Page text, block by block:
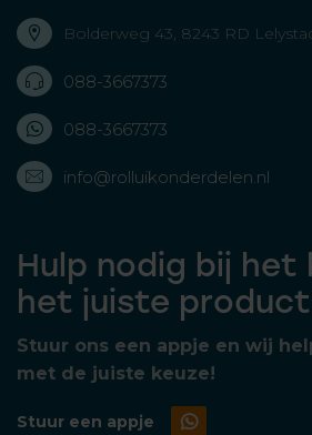
Bolderweg 43, 8243 RD
088-3667373
088-3667373
info@rolluikonderdelen.nl
Hulp nodig bij het
het juiste
Stuur ons een appje en wij
met de juiste keuze!
Stuur een appje